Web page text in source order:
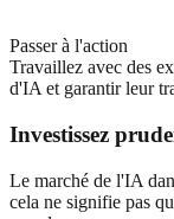
Passer à l'action
Travaillez avec des
d'IA et garantir leur
Investissez
Le marché de l'IA
cela ne signifie pas